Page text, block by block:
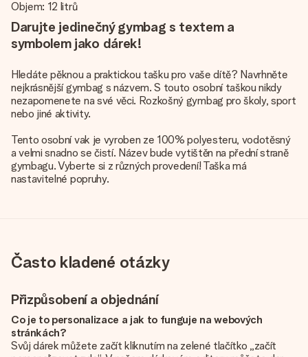
Objem: 12 litrů
Darujte jedinečný gymbag s textem a
symbolem jako dárek!
Hledáte pěknou a praktickou tašku pro vaše dítě? Navrhněte
nejkrásnější gymbag s názvem. S touto osobní taškou nikdy
nezapomenete na své věci. Rozkošný gymbag pro školy, sport
nebo jiné aktivity.
Tento osobní vak je vyroben ze 100% polyesteru, vodotěsný
a velmi snadno se čistí. Název bude vytištěn na přední straně
gymbagu. Vyberte si z různých provedení! Taška má
nastavitelné popruhy.
Často kladené otázky
Přizpůsobení a objednání
Co je to personalizace a jak to funguje na webových
stránkách?
Svůj dárek můžete začít kliknutím na zelené tlačítko „začít